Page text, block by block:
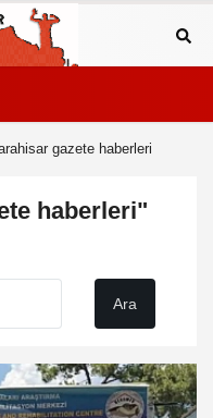
gazete haberleri
haberleri"